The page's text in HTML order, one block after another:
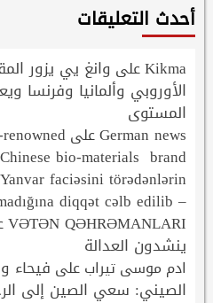
أحدث التعليقات
Kikmaعلى وانغ يي يزور
الأوروبي وألمانيا وفرنسا
المستوى
German newsعلى
Chinese bio-materials brand
faciəsini törədənlərin
diqqət cəlb edilib –
VƏTƏN QƏHRƏMANLARI
ينشدون العدالة
ادم موسى تيرابعلى فيحاء
الصيني: سعي الصين إلى